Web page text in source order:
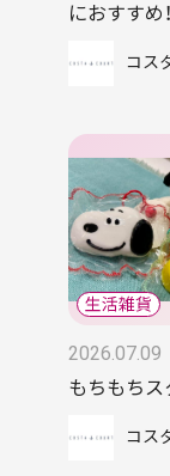
におすすめ！
コス
2026.07.09
もちもちス
コス